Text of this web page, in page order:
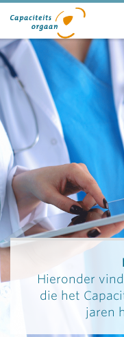
Hieronder
die het
jaren